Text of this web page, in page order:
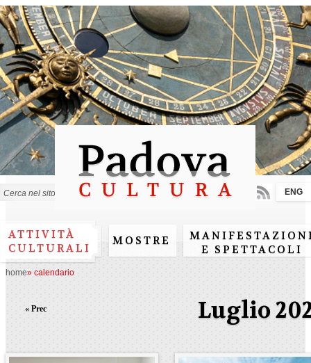
Salta al
contenuto
principale
ATTIVITÀ
CULTURALI
MOSTRE
E SPETTACOLI
ENG
home» calendario
Luglio
« Prec